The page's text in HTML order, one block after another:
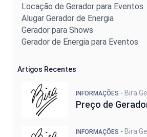
Locação de Gerador para Eventos
Alugar Gerador de Energia
Gerador para Shows
Gerador de Energia para Eventos
Artigos Recentes
INFORMAÇÕES - Bira
Preço de
INFORMAÇÕES - Bira